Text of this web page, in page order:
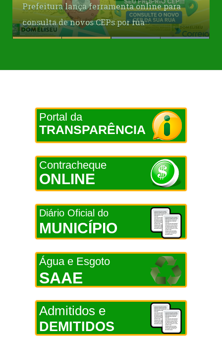
Editais Aldir Blanc 2026 – PNAB
Prefeitura lança ferramenta online para
consulta de novos CEPs por rua
1ª Audiência Publica para Revisão do Plano
Diretor
Sobre o Futuro Urbano: Cidades Inteligentes,
Resilientes e Blockchain
Portal da
TRANSPARÊNCIA
Contracheque
ONLINE
Diário Oficial do
MUNICÍPIO
Água e Esgoto
SAAE
Admitidos e
DEMITIDOS